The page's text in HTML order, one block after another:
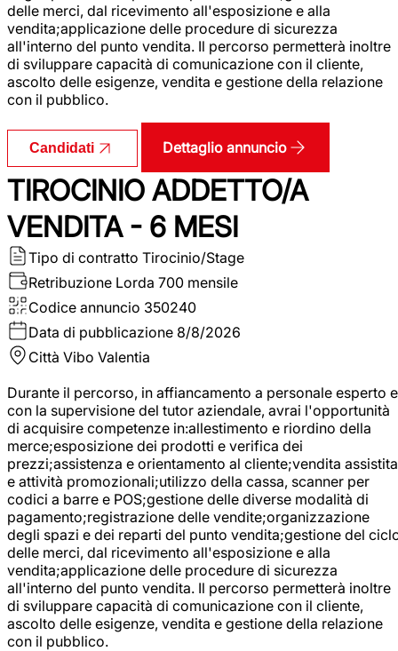
delle merci, dal ricevimento all'esposizione e alla
vendita;applicazione delle procedure di sicurezza
all'interno del punto vendita. Il percorso permetterà inoltre
di sviluppare capacità di comunicazione con il cliente,
ascolto delle esigenze, vendita e gestione della relazione
con il pubblico.
Candidati Dettaglio annuncio
TIROCINIO ADDETTO/A
VENDITA - 6 MESI
Tipo di contratto Tirocinio/Stage
Retribuzione Lorda 700 mensile
Codice annuncio 350240
Data di pubblicazione 8/8/2026
Città Vibo Valentia
Durante il percorso, in affiancamento a personale esperto e
con la supervisione del tutor aziendale, avrai l'opportunità
di acquisire competenze in:allestimento e riordino della
merce;esposizione dei prodotti e verifica dei
prezzi;assistenza e orientamento al cliente;vendita assistita
e attività promozionali;utilizzo della cassa, scanner per
codici a barre e POS;gestione delle diverse modalità di
pagamento;registrazione delle vendite;organizzazione
degli spazi e dei reparti del punto vendita;gestione del
delle merci, dal ricevimento all'esposizione e alla
vendita;applicazione delle procedure di sicurezza
all'interno del punto vendita. Il percorso permetterà inoltre
di sviluppare capacità di comunicazione con il cliente,
ascolto delle esigenze, vendita e gestione della relazione
con il pubblico.